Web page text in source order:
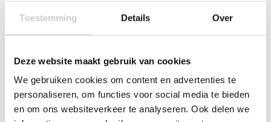
Toestemming Details Over
Deze website maakt gebruik van cookies
We gebruiken cookies om content en advertenties te
personaliseren, om functies voor social media te bieden
en om ons websiteverkeer te analyseren. Ook delen we
Artikelnummers
EAN code
Eigenschappen
Doelgroep Junior Senior